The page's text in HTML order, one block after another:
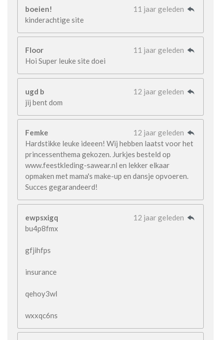
boeien!
11 jaar geleden
kinderachtige site
Floor
11 jaar geleden
Hoi Super leuke site doei
ugd b
12 jaar geleden
jij bent dom
Femke
12 jaar geleden
Hardstikke leuke ideeen! Wij hebben laatst voor het
princessenthema gekozen. Jurkjes besteld op
www.feestkleding-sawear.nl en lekker elkaar
opmaken met mama's make-up en dansje opvoeren.
Succes gegarandeerd!
ewpsxigq
12 jaar geleden
bu4p8fmx
gfjihfps
insurance
qehoy3wl
wxxqc6ns